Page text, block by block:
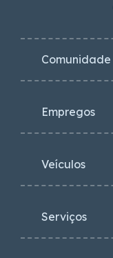
Comunidade
Empregos
Veículos
Serviços